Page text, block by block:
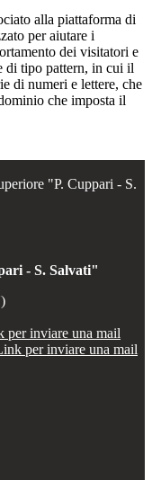
alla piattaforma di
per aiutare i
dei visitatori e
di tipo pattern, in cui il
di numeri e lettere, che
che imposta il
"P. Cuppari - S.
- S. Salvati"
per inviare una mail
per inviare una mail